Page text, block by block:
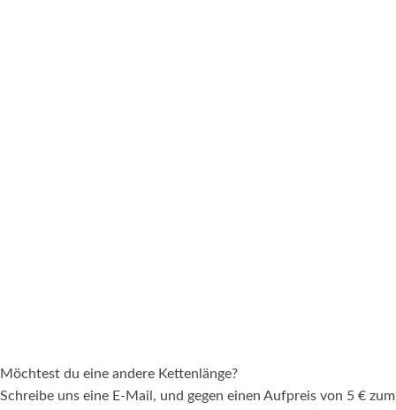
Möchtest du eine andere Kettenlänge?
Schreibe uns eine E-Mail, und gegen einen Aufpreis von 5 € zum